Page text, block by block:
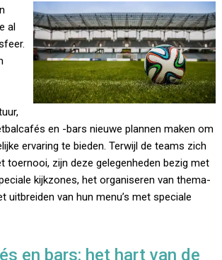
al
en -bars nieuwe plannen maken om
ervaring te bieden. Terwijl de teams zich
toernooi, zijn deze gelegenheden bezig met
kijkzones, het organiseren van thema-
uitbreiden van hun menu’s met speciale
en bars: het hart van de